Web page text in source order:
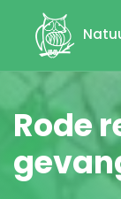
Rode